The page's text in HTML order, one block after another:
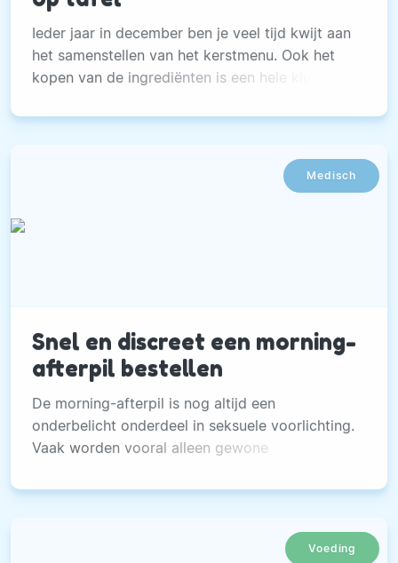
Ieder jaar in december ben je veel tijd kwijt aan
het samenstellen van het kerstmenu. Ook het
kopen van de ingrediënten is een hele klus.
Medisch
Snel en discreet een morning-
afterpil bestellen
De morning-afterpil is nog altijd een
onderbelicht onderdeel in seksuele voorlichting.
Vaak worden vooral alleen gewone
condoom en de pil.
Voeding